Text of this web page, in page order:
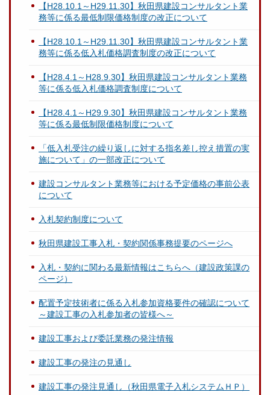
【H28.10.1～H29.11.30】秋田県建設コンサルタント業
務等に係る最低制限価格制度の改正について
【H28.10.1～H29.11.30】秋田県建設コンサルタント業
務等に係る低入札価格調査制度の改正について
【H28.4.1～H28.9.30】秋田県建設コンサルタント業務
等に係る低入札価格調査制度について
【H28.4.1～H29.9.30】秋田県建設コンサルタント業務
等に係る最低制限価格制度について
「低入札受注の繰り返しに対する指名差し控え措置の実
施について」の一部改正について
建設コンサルタント業務等における予定価格の事前公表
について
入札契約制度について
秋田県建設工事入札・契約関係事務提要のページへ
入札・契約に関わる最新情報はこちらへ（建設政策課の
ページ）
配置予定技術者に係る入札参加資格要件の確認について
～建設工事の入札参加者の皆様へ～
建設工事および委託業務の発注情報
建設工事の発注の見通し
建設工事の発注見通し（秋田県電子入札システムＨＰ）